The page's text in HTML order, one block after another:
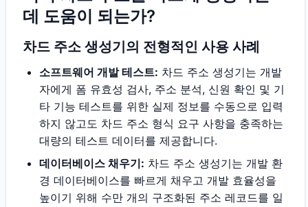
데 도움이 되는가?
차드 주소 생성기의 전형적인 사용 사례
소프트웨어 개발 테스트: 차드 주소 생성기는 개발
자에게 폼 유효성 검사, 주소 분석, 신원 확인 및 기
타 기능 테스트를 위한 실제 정보를 수동으로 입력
하지 않고도 차드 주소 형식 요구 사항을 충족하는
대량의 테스트 데이터를 제공합니다.
데이터베이스 채우기: 차드 주소 생성기는 개발 환
경 데이터베이스를 빠르게 채우고 개발 효율성을
높이기 위해 수만 개의 구조화된 주소 레코드를 일